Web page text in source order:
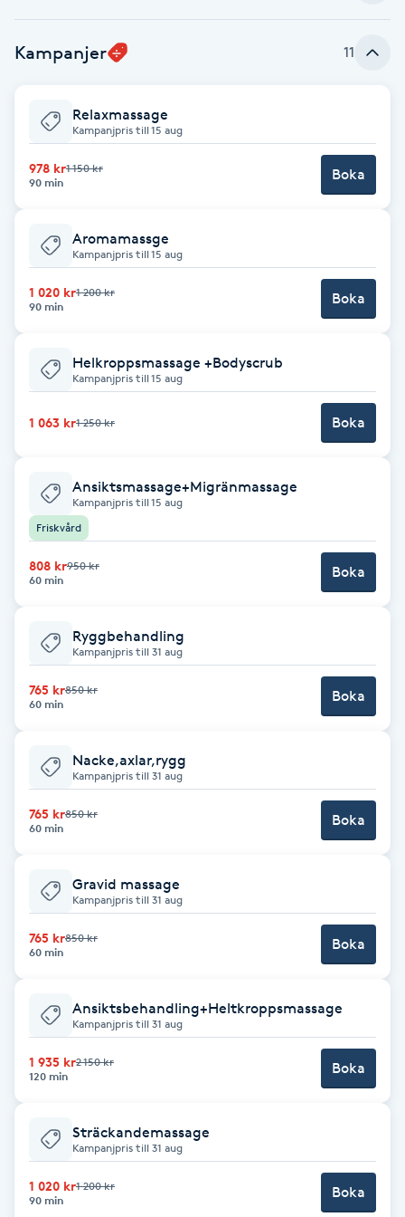
Bambumassage
Barber
Barnklippning
BIAB
Blowout
Bottenfärg
Brynfärgning
Brynplockning
Bröllopsuppsättning
Celluliter
Coachning
Color correction
Cryoterapi
D
Damklippning
Dermapen
Enzympeeling
Extensions
Extensions borttagning
Kampanjer 11
Relaxmassage
Kampanjpris till 15 aug
978 kr1 150 kr
90 min
Boka
Aromamassge
Kampanjpris till 15 aug
1 020 kr1 200 kr
90 min
Boka
Helkroppsmassage +Bodyscrub
Kampanjpris till 15 aug
1 063 kr1 250 kr Boka
Ansiktsmassage+Migränmassage
Kampanjpris till 15 aug
Friskvård
808 kr950 kr
60 min
Boka
Ryggbehandling
Kampanjpris till 31 aug
765 kr850 kr
60 min
Boka
Nacke,axlar,rygg
Kampanjpris till 31 aug
765 kr850 kr
60 min
Boka
Gravid massage
Kampanjpris till 31 aug
765 kr850 kr
60 min
Boka
Ansiktsbehandling+Heltkroppsmassage
Kampanjpris till 31 aug
1 935 kr2 150 kr
120 min
Boka
Sträckandemassage
Kampanjpris till 31 aug
1 020 kr1 200 kr
90 min
Boka